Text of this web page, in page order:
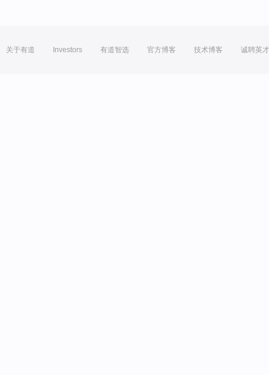
关于有道 Investors 有道智选 官方博客 技术博客 诚聘英才